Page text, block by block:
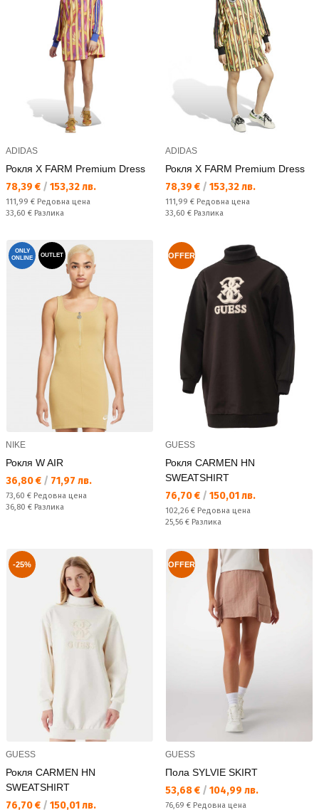
ADIDAS
Рокля X FARM Premium Dress
Текуща цена:
78,39 € / 153,32 лв.
Редовна цена:
111,99 € Редовна цена
Спестявате:
33,60 € Разлика
ADIDAS
Рокля X FARM Premium Dress
Текуща цена:
78,39 € / 153,32 лв.
Редовна цена:
111,99 € Редовна цена
Спестявате:
33,60 € Разлика
ONLY
ONLINE
OUTLET
NIKE
Рокля W AIR
Текуща цена:
36,80 € / 71,97 лв.
Редовна цена:
73,60 € Редовна цена
Спестявате:
36,80 € Разлика
OFFER
GUESS
Рокля CARMEN HN
SWEATSHIRT
Текуща цена:
76,70 € / 150,01 лв.
Редовна цена:
102,26 € Редовна цена
Спестявате:
25,56 € Разлика
-25%
GUESS
Рокля CARMEN HN
SWEATSHIRT
Текуща цена:
76,70 € / 150,01 лв.
OFFER
GUESS
Пола SYLVIE SKIRT
Текуща цена:
53,68 € / 104,99 лв.
Редовна цена:
76,69 € Редовна цена